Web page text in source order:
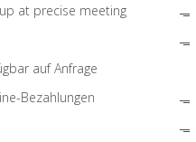
at precise meeting
auf Anfrage
Bezahlungen